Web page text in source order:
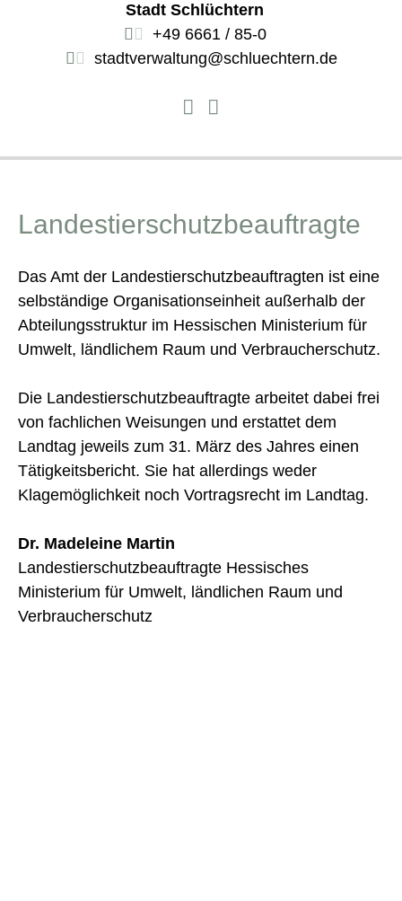
Stadt Schlüchtern
+49 6661 / 85-0
stadtverwaltung@schluechtern.de
Landestierschutzbeauftragte
Das Amt der Landestierschutzbeauftragten ist eine
selbständige Organisationseinheit außerhalb der
Abteilungsstruktur im Hessischen Ministerium für
Umwelt, ländlichem Raum und Verbraucherschutz.
Die Landestierschutzbeauftragte arbeitet dabei frei
von fachlichen Weisungen und erstattet dem
Landtag jeweils zum 31. März des Jahres einen
Tätigkeitsbericht. Sie hat allerdings weder
Klagemöglichkeit noch Vortragsrecht im Landtag.
Dr. Madeleine Martin
Landestierschutzbeauftragte Hessisches
Ministerium für Umwelt, ländlichen Raum und
Verbraucherschutz